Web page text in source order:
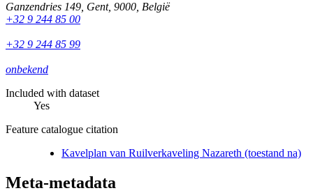
Ganzendries 149 Gent, 9000 België
+32 9 244 85 00
+32 9 244 85 99
onbekend
Included with dataset
Yes
Feature catalogue citation
Kavelplan van Ruilverkaveling Nazareth (toestand na)
Meta-metadata